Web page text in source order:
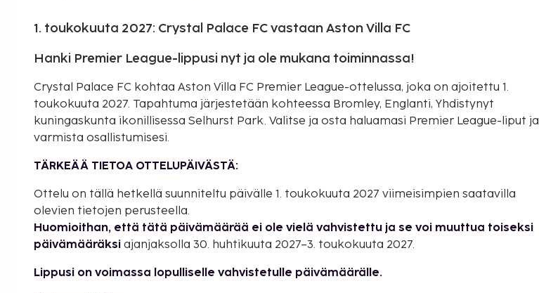
1. toukokuuta 2027: Crystal Palace FC vastaan Aston Villa FC
Hanki Premier League-lippusi nyt ja ole mukana toiminnassa!
Crystal Palace FC kohtaa Aston Villa FC Premier League-ottelussa, joka on ajoitettu 1.
toukokuuta 2027. Tapahtuma järjestetään kohteessa Bromley, Englanti, Yhdistynyt
kuningaskunta ikonillisessa Selhurst Park. Valitse ja osta haluamasi Premier League-liput ja
varmista osallistumisesi.
TÄRKEÄÄ TIETOA OTTELUPÄIVÄSTÄ:
Ottelu on tällä hetkellä suunniteltu päivälle 1. toukokuuta 2027 viimeisimpien saatavilla
olevien tietojen perusteella.
Huomioithan, että tätä päivämäärää ei ole vielä vahvistettu ja se voi muuttua toiseksi
päivämääräksi ajanjaksolla 30. huhtikuuta 2027–3. toukokuuta 2027.
Lippusi on voimassa lopulliselle vahvistetulle päivämäärälle.